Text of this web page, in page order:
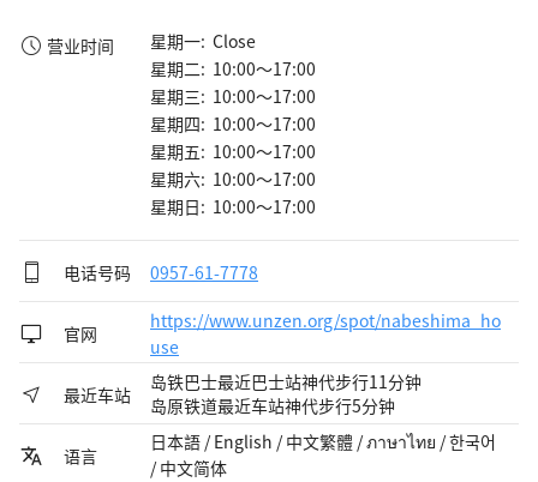
营业时间
星期一: Close
星期二: 10:00～17:00
星期三: 10:00～17:00
星期四: 10:00～17:00
星期五: 10:00～17:00
星期六: 10:00～17:00
星期日: 10:00～17:00
电话号码 0957-61-7778
官网
https://www.unzen.org/spot/nabeshima_ho
use
最近车站
岛铁巴士最近巴士站神代步行11分钟
岛原铁道最近车站神代步行5分钟
语言
日本語 / English / 中文繁體 / ภาษาไทย / 한국어
/ 中文简体